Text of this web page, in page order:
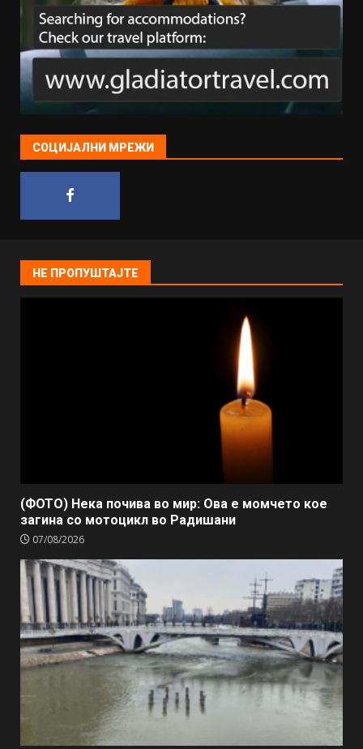
СОЦИЈАЛНИ МРЕЖИ
НЕ ПРОПУШТАЈТЕ
(ФОТО) Нека почива во мир: Ова е момчето кое
загина со мотоцикл во Радишани
07/08/2026